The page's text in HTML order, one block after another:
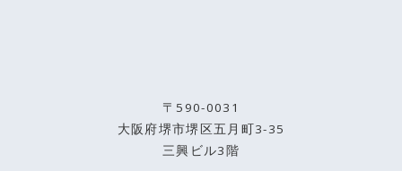
〒590-0031
大阪府堺市堺区五月町3-35
三興ビル3階